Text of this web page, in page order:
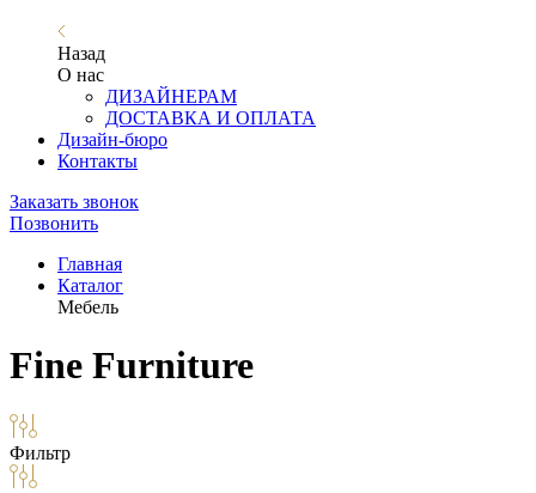
Назад
О нас
ДИЗАЙНЕРАМ
ДОСТАВКА И ОПЛАТА
Дизайн-бюро
Контакты
Заказать звонок
Позвонить
Главная
Каталог
Мебель
Fine Furniture
Фильтр